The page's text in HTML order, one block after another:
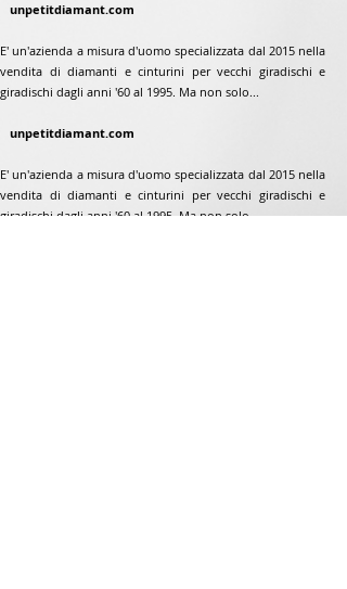
unpetitdiamant.com
E' un'azienda a misura d'uomo specializzata dal 2015 nella
vendita di diamanti e cinturini per vecchi giradischi e
giradischi dagli anni '60 al 1995. Ma non solo...
unpetitdiamant.com
E' un'azienda a misura d'uomo specializzata dal 2015 nella
vendita di diamanti e cinturini per vecchi giradischi e
giradischi dagli anni '60 al 1995. Ma non solo...